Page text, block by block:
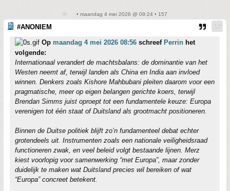
• maandag 4 mei 2026 @ 09:24 • 157
#ANONIEM
Op maandag 4 mei 2026 08:56 schreef Perrin het
volgende:
Internationaal verandert de machtsbalans: de dominantie van het
Westen neemt af, terwijl landen als China en India aan invloed
winnen. Denkers zoals Kishore Mahbubani pleiten daarom voor een
pragmatische, meer op eigen belangen gerichte koers, terwijl
Brendan Simms juist oproept tot een fundamentele keuze: Europa
verenigen tot één staat of Duitsland als grootmacht positioneren.
Binnen de Duitse politiek blijft zo’n fundamenteel debat echter
grotendeels uit. Instrumenten zoals een nationale veiligheidsraad
functioneren zwak, en veel beleid volgt bestaande lijnen. Merz
kiest voorlopig voor samenwerking “met Europa”, maar zonder
duidelijk te maken wat Duitsland precies wil bereiken of wat
“Europa” concreet betekent.